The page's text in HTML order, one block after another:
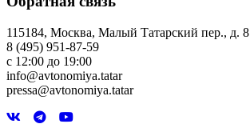
115184, Москва, Малый Татарский пер., д. 8
8 (495) 951-87-59
с 12:00 до 19:00
info@avtonomiya.tatar
pressa@avtonomiya.tatar